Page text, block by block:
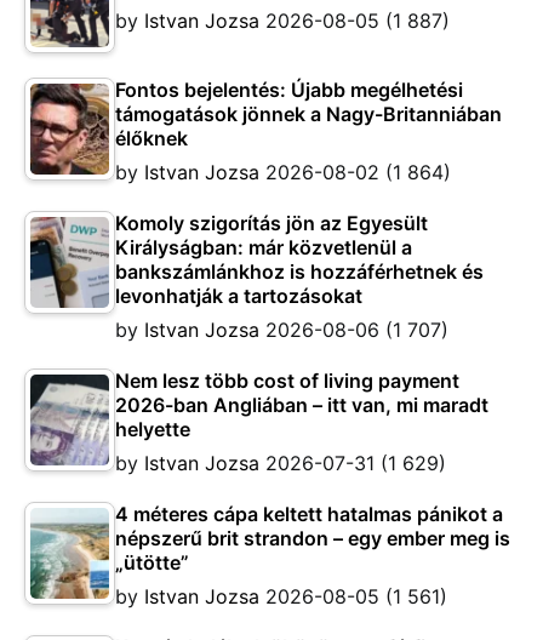
by Istvan Jozsa 2026-08-05 (1 887)
Fontos bejelentés: Újabb megélhetési
támogatások jönnek a Nagy-Britanniában
élőknek
by Istvan Jozsa 2026-08-02 (1 864)
Komoly szigorítás jön az Egyesült
Királyságban: már közvetlenül a
bankszámlánkhoz is hozzáférhetnek és
levonhatják a tartozásokat
by Istvan Jozsa 2026-08-06 (1 707)
Nem lesz több cost of living payment
2026-ban Angliában – itt van, mi maradt
helyette
by Istvan Jozsa 2026-07-31 (1 629)
4 méteres cápa keltett hatalmas pánikot a
népszerű brit strandon – egy ember meg is
„ütötte”
by Istvan Jozsa 2026-08-05 (1 561)